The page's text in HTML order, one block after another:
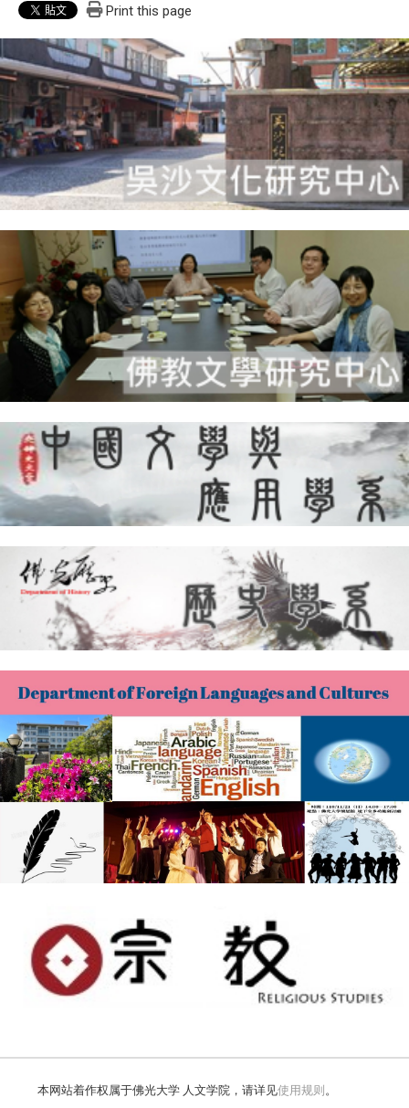
Print this page
本网站着作权属于佛光大学 人文学院，请详见使用规则 。